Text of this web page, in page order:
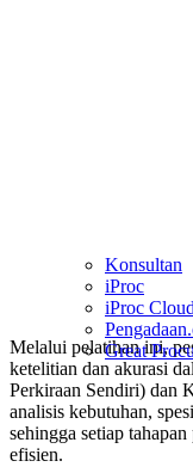
Konsultan
iProc
iProc Cloud
Great
Melalui pelatihan ini,
ketelitian dan akurasi
Perkiraan Sendiri) dan
analisis kebutuhan,
sehingga setiap
efisien.